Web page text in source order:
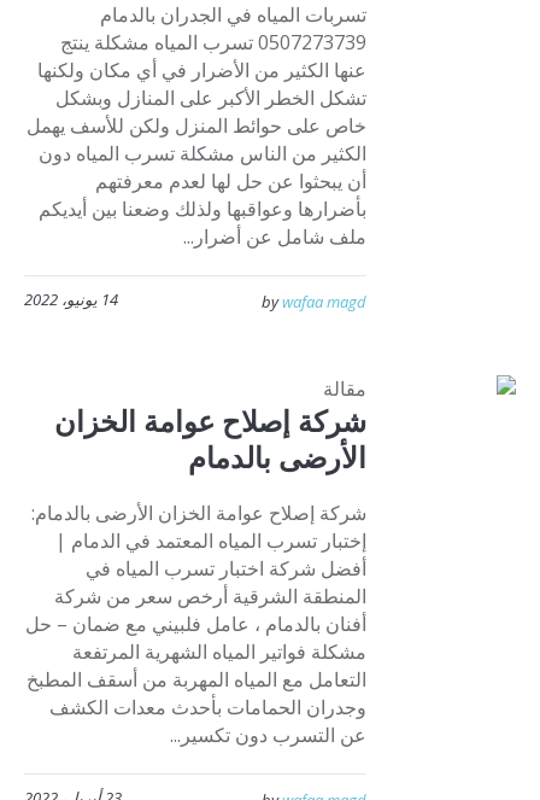
تسربات المياه في الجدران بالدمام
0507273739 تسرب المياه مشكلة ينتج
عنها الكثير من الأضرار في أي مكان ولكنها
تشكل الخطر الأكبر على المنازل وبشكل
خاص على حوائط المنزل ولكن للأسف يهمل
الكثير من الناس مشكلة تسرب المياه دون
أن يبحثوا عن حل لها لعدم معرفتهم
بأضرارها وعواقبها ولذلك وضعنا بين أيديكم
ملف شامل عن أضرار...
14 يونيو، 2022 bywafaa magd
مقالة
شركة إصلاح عوامة الخزان
الأرضى بالدمام
شركة إصلاح عوامة الخزان الأرضى بالدمام:
إختبار تسرب المياه المعتمد في الدمام |
أفضل شركة اختبار تسرب المياه في
المنطقة الشرقية أرخص سعر من شركة
أفنان بالدمام ، عامل فلبيني مع ضمان – حل
مشكلة فواتير المياه الشهرية المرتفعة
التعامل مع المياه المهربة من أسقف المطبخ
وجدران الحمامات بأحدث معدات الكشف
عن التسرب دون تكسير...